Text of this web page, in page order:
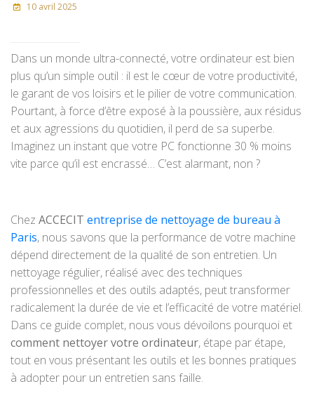
10 avril 2025
Dans un monde ultra-connecté, votre ordinateur est bien
plus qu’un simple outil : il est le cœur de votre productivité,
le garant de vos loisirs et le pilier de votre communication.
Pourtant, à force d’être exposé à la poussière, aux résidus
et aux agressions du quotidien, il perd de sa superbe.
Imaginez un instant que votre PC fonctionne 30 % moins
vite parce qu’il est encrassé… C’est alarmant, non ?
Chez ACCECIT entreprise de nettoyage de bureau à
Paris, nous savons que la performance de votre machine
dépend directement de la qualité de son entretien. Un
nettoyage régulier, réalisé avec des techniques
professionnelles et des outils adaptés, peut transformer
radicalement la durée de vie et l’efficacité de votre matériel.
Dans ce guide complet, nous vous dévoilons pourquoi et
comment nettoyer votre ordinateur, étape par étape,
tout en vous présentant les outils et les bonnes pratiques
à adopter pour un entretien sans faille.